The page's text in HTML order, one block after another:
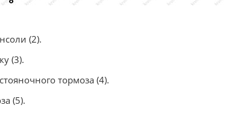
(2).
(3).
тормоза (4).
(5).